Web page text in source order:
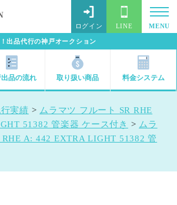
出品代行の神戸オークション
ログイン LINE MENU
品の流れ 取り扱い商品 料金システム
実績 > ムラマツ フルート SR RHE
51382 管楽器 ケース付き > ムラ
RHE A: 442 EXTRA LIGHT 51382 管